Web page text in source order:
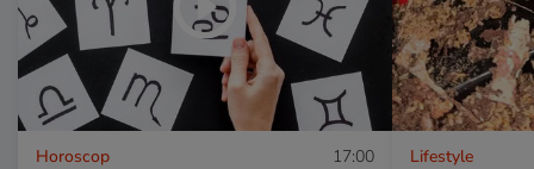
Horoscop 17:00 Lifestyle